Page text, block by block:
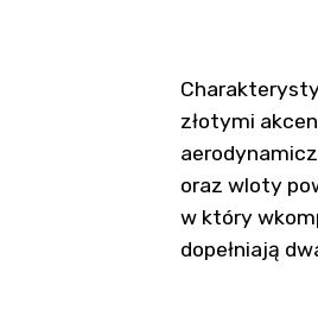
złotymi
oraz wloty
w który
dopełniają